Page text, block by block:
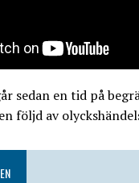
sedan en tid på
följd av